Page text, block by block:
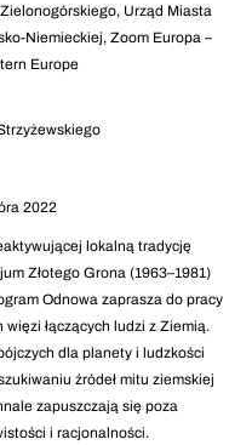
Urząd Miasta
Niemieckiej, Zoom Europa –
Europe
2022
lokalną tradycję
Złotego Grona (1963–1981)
Odnowa zaprasza do pracy
łączących ludzi z Ziemią.
dla planety i ludzkości
źródeł mitu ziemskiej
zapuszczają się poza
i racjonalności.